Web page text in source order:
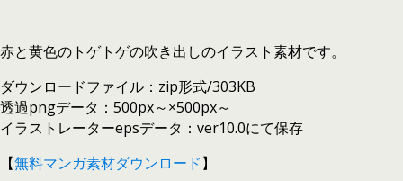
赤と黄色のトゲトゲの吹き出しのイラスト素材です。
ダウンロードファイル：zip形式/303KB
透過pngデータ：500px～×500px～
イラストレーターepsデータ：ver10.0にて保存
【無料マンガ素材ダウンロード】